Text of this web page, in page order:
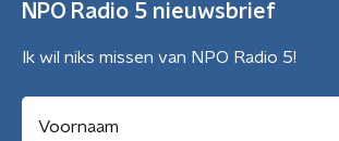
NPO Radio 5 nieuwsbrief
Ik wil niks missen van NPO Radio 5!